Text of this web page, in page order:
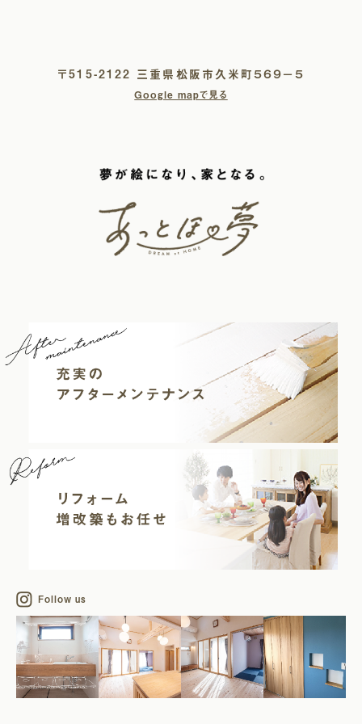
〒515-2122 三重県松阪市久米町５６９−５
Google mapで見る
Follow us